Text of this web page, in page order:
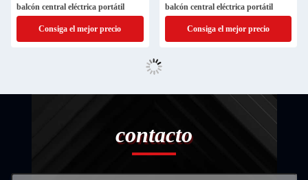
balcón central eléctrica portátil
Consiga el mejor precio
balcón central eléctrica portátil
Consiga el mejor precio
contacto